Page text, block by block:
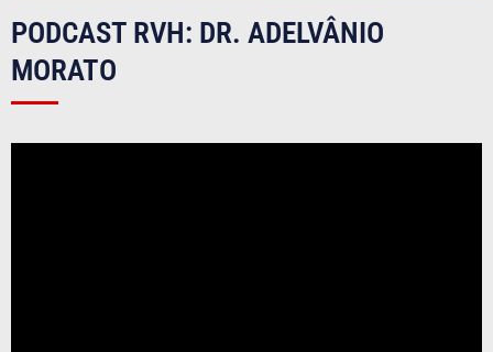
PODCAST RVH: DR. ADELVÂNIO
MORATO